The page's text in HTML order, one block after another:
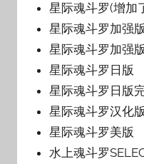
星际魂斗罗(增加
星际魂斗罗加强
星际魂斗罗加强
星际魂斗罗日版
星际魂斗罗日版
星际魂斗罗汉化版
星际魂斗罗美版
水上魂斗罗